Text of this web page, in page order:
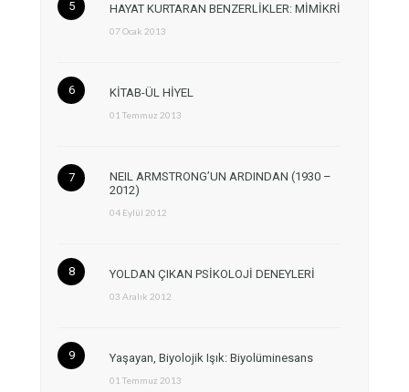
HAYAT KURTARAN BENZERLİKLER: MİMİKRİ
07 Ocak 2013
KİTAB-ÜL HİYEL
01 Temmuz 2013
NEIL ARMSTRONG’UN ARDINDAN (1930 –
2012)
04 Eylül 2012
YOLDAN ÇIKAN PSİKOLOJİ DENEYLERİ
03 Aralık 2012
Yaşayan, Biyolojik Işık: Biyolüminesans
01 Temmuz 2013